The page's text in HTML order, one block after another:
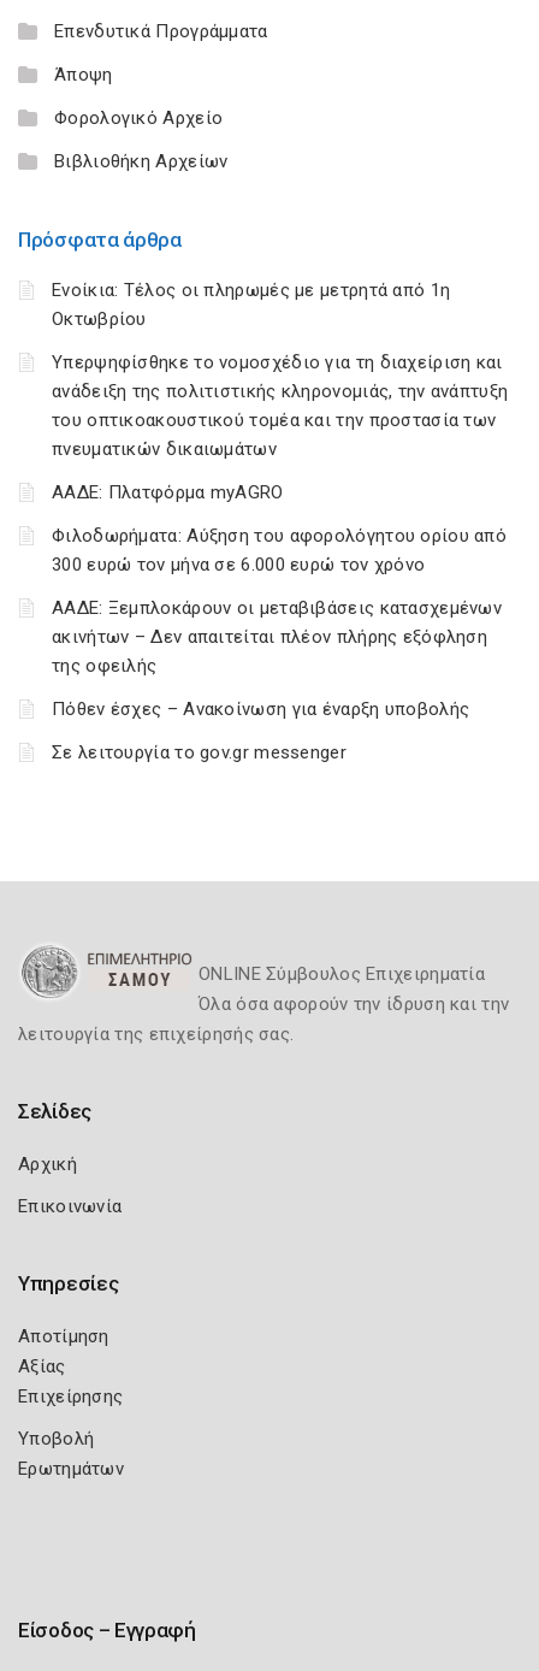
Επενδυτικά Προγράμματα
Άποψη
Φορολογικό Αρχείο
Βιβλιοθήκη Αρχείων
Πρόσφατα άρθρα
Ενοίκια: Τέλος οι πληρωμές με μετρητά από 1η
Οκτωβρίου
Υπερψηφίσθηκε το νομοσχέδιο για τη διαχείριση και
ανάδειξη της πολιτιστικής κληρονομιάς, την ανάπτυξη
του οπτικοακουστικού τομέα και την προστασία των
πνευματικών δικαιωμάτων
ΑΑΔΕ: Πλατφόρμα myAGRO
Φιλοδωρήματα: Αύξηση του αφορολόγητου ορίου από
300 ευρώ τον μήνα σε 6.000 ευρώ τον χρόνο
ΑΑΔΕ: Ξεμπλοκάρουν οι μεταβιβάσεις κατασχεμένων
ακινήτων – Δεν απαιτείται πλέον πλήρης εξόφληση
της οφειλής
Πόθεν έσχες – Ανακοίνωση για έναρξη υποβολής
Σε λειτουργία το gov.gr messenger
ONLINE Σύμβουλος Επιχειρηματία
Όλα όσα αφορούν την ίδρυση και την
λειτουργία της επιχείρησής σας.
Σελίδες
Αρχική
Επικοινωνία
Υπηρεσίες
Αποτίμηση
Αξίας
Επιχείρησης
Υποβολή
Ερωτημάτων
Είσοδος – Εγγραφή